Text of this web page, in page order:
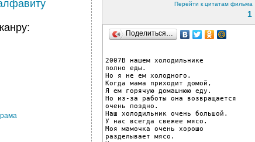
Перейти к цитатам фильма
1
Поделиться…
2007В нашем холодильнике
полно еды.
Но я не ем холодного.
Когда мама приходит домой,
Я ем горячую домашнюю еду.
Но из-за работы она возвращается
очень поздно.
Наш холодильник очень большой.
У нас всегда свежее мясо.
Моя мамочка очень хорошо
разделывает мясо.